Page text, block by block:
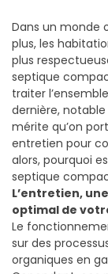
Dans un monde
plus, les
plus
septique
traiter
dernière,
mérite qu’on
entretien pour
alors, pourquoi
septique
L’entretien,
optimal de
Le
sur des
organiques en